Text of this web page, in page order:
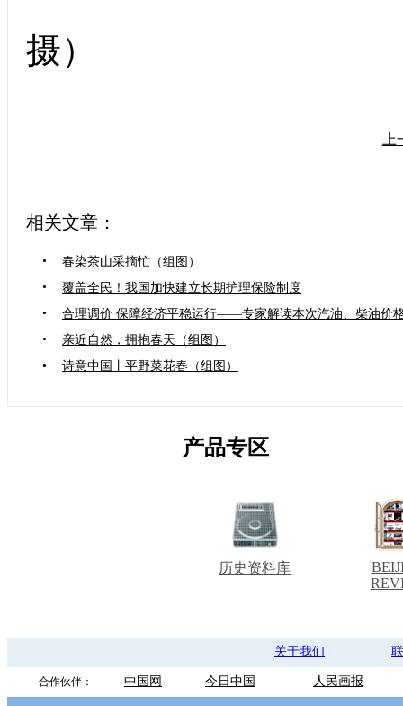
摄）
相关文章：
•
春染茶山采摘忙（组图）
•
覆盖全民！我国加快建立长期护理保险制度
•
合理调价 保障经济平稳运行——专家解读本次汽油、柴油价
•
亲近自然，拥抱春天（组图）
•
诗意中国丨平野菜花春（组图）
产品专区
历史资料库
关于我们
合作伙伴： 中国网 今日中国 人民画报